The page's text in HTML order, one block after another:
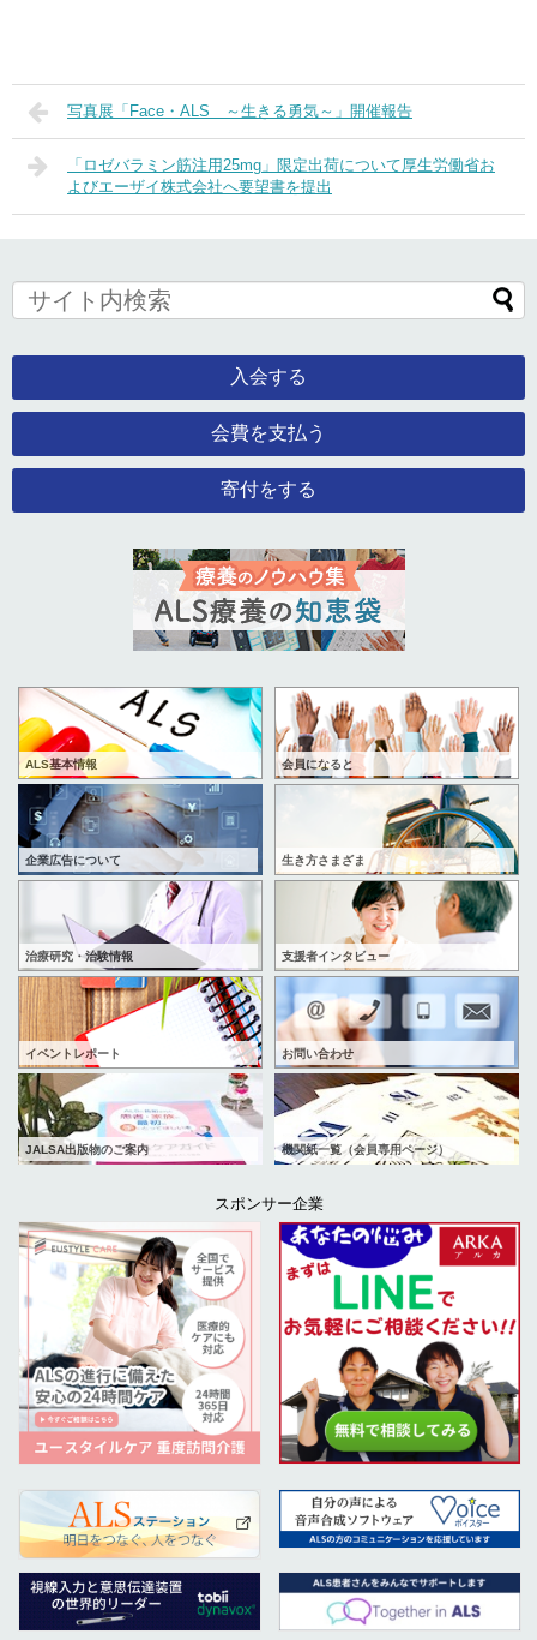
写真展「Face・ALS ～生きる勇気～」開催報告
「ロゼバラミン筋注用25mg」限定出荷について厚生労働省お
よびエーザイ株式会社へ要望書を提出
入会する
会費を支払う
寄付をする
ALS基本情報 会員になると
企業広告について 生き方さまざま
治療研究・治験情報 支援者インタビュー
イベントレポート お問い合わせ
JALSA出版物のご案内 機関紙一覧（会員専用ページ）
スポンサー企業